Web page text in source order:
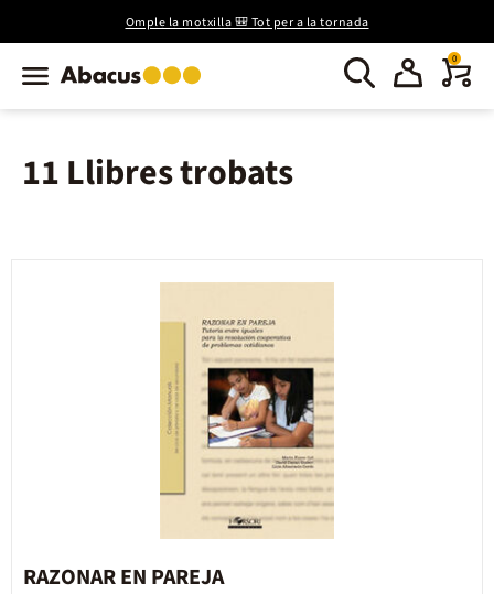
Omple la motxilla 🎒 Tot per a la tornada
0
11 Llibres trobats
RAZONAR EN PAREJA